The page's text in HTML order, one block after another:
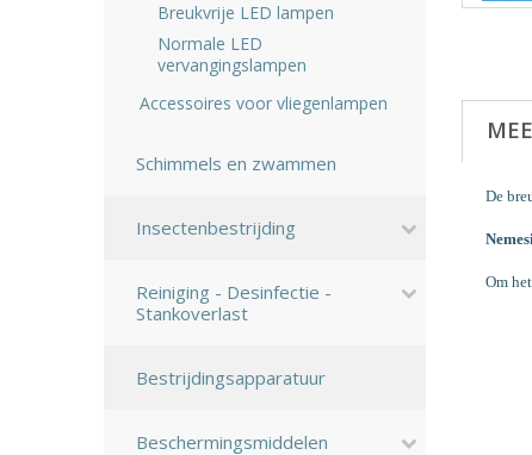
Breukvrije LED lampen
Normale LED
vervangingslampen
Accessoires voor vliegenlampen
Schimmels en zwammen
Insectenbestrijding
Reiniging - Desinfectie -
Stankoverlast
Bestrijdingsapparatuur
Beschermingsmiddelen
De
Om